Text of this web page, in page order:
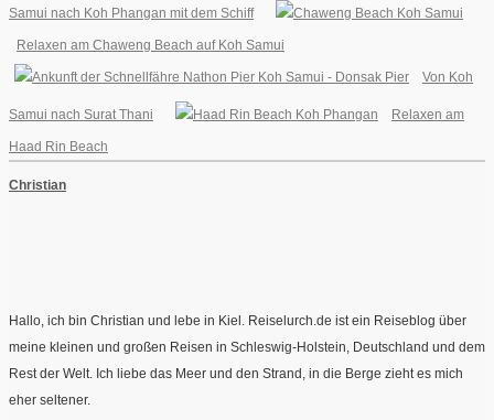
Samui nach Koh Phangan mit dem Schiff
Relaxen am Chaweng Beach auf Koh Samui
Von Koh
Samui nach Surat Thani Relaxen am
Haad Rin Beach
Christian
Hallo, ich bin Christian und lebe in Kiel. Reiselurch.de ist ein Reiseblog über
meine kleinen und großen Reisen in Schleswig-Holstein, Deutschland und dem
Rest der Welt. Ich liebe das Meer und den Strand, in die Berge zieht es mich
eher seltener.